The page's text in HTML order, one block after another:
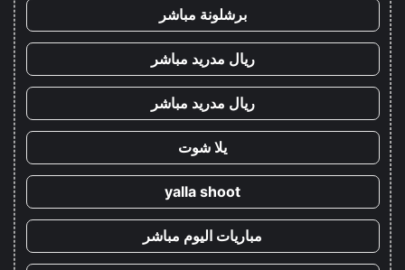
برشلونة مباشر
ريال مدريد مباشر
ريال مدريد مباشر
يلا شوت
yalla shoot
مباريات اليوم مباشر